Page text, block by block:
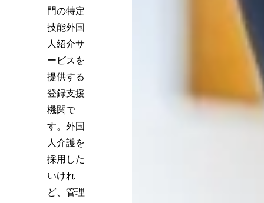
門の特定
技能外国
人紹介サ
ービスを
提供する
登録支援
機関で
す。外国
人介護を
採用した
いけれ
ど、管理